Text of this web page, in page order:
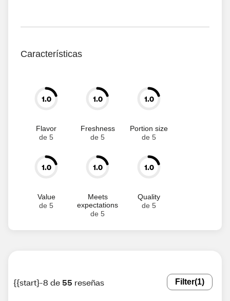
Características
1.0
Flavor
de 5
1.0
Freshness
de 5
1.0
Portion size
de 5
1.0
Value
de 5
1.0
Meets
expectations
de 5
1.0
Quality
de 5
{{start}-8 de55 reseñas Filter(1)